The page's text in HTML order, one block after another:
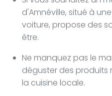
d'Amnéville, situé à
voiture, propose des
être.
Ne manquez pas le
déguster des produits
la cuisine locale.